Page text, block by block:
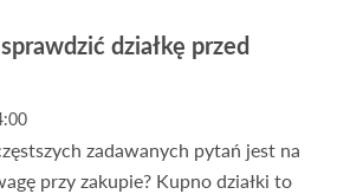
działkę przed
zadawanych pytań jest na
przy zakupie? Kupno działki to